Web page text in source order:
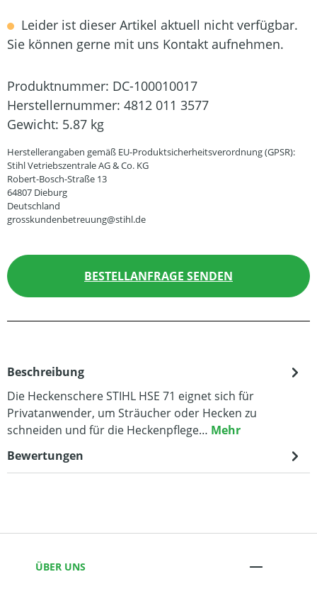
Leider ist dieser Artikel aktuell nicht verfügbar.
Sie können gerne mit uns Kontakt aufnehmen.
Produktnummer: DC-100010017
Herstellernummer: 4812 011 3577
Gewicht: 5.87 kg
Herstellerangaben gemäß EU-Produktsicherheitsverordnung (GPSR):
Stihl Vetriebszentrale AG & Co. KG
Robert-Bosch-Straße 13
64807 Dieburg
Deutschland
grosskundenbetreuung@stihl.de
BESTELLANFRAGE SENDEN
Beschreibung
Die Heckenschere STIHL HSE 71 eignet sich für
Privatanwender, um Sträucher oder Hecken zu
schneiden und für die Heckenpflege… Mehr
Bewertungen
ÜBER UNS